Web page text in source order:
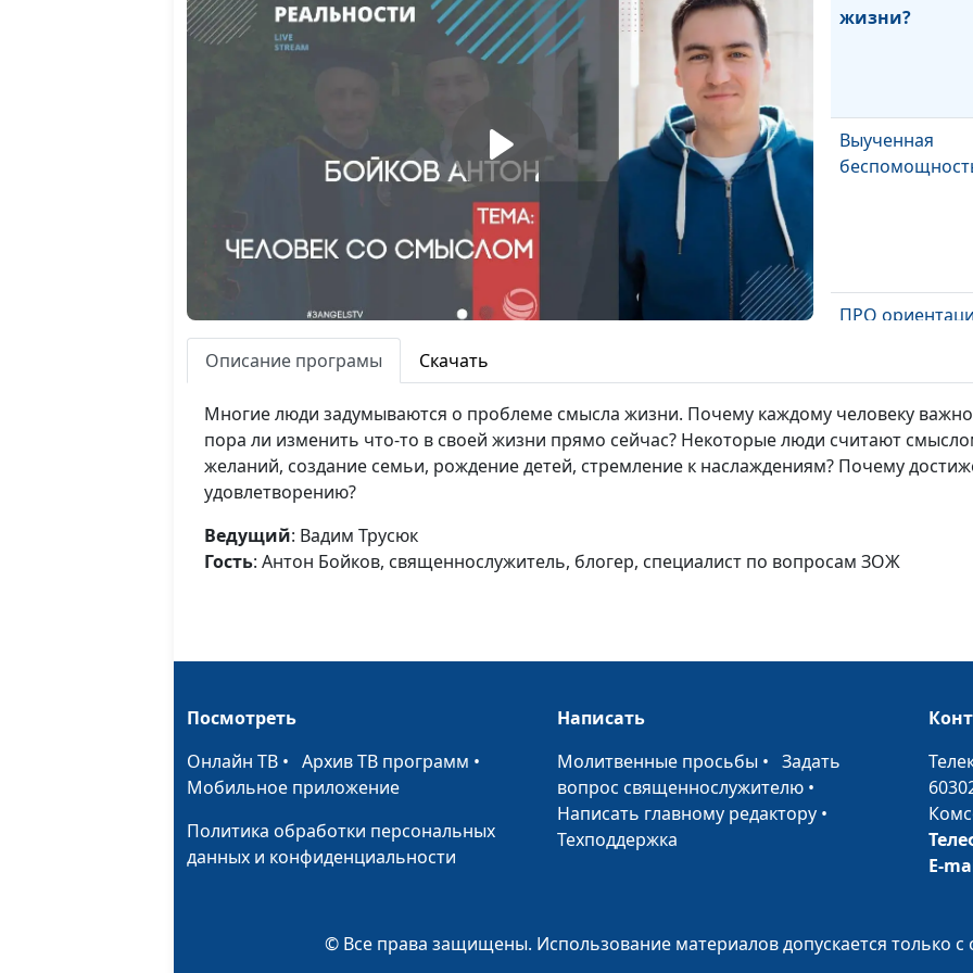
жизни?
Выученная
ПРО
Из чего
Конфликт
религии
Описание програмы Скачать
Многие люди задумываются о проблеме смысла жизни. Почему каждому человеку
пора ли изменить что-то в своей жизни прямо сейчас? Некоторые люди считают
желаний, создание семьи, рождение детей, стремление к наслаждениям? Почему
удовлетворению?
Ведущий: Вадим Трусюк
Гость: Антон Бойков, священнослужитель, блогер, специалист по вопросам ЗОЖ
Посмотреть
Онлайн ТВ • Архив ТВ программ •
Мобильное приложение
Политика обработки персональных
данных и конфиденциальности
Написать
Молитвенные просьбы •Задать
вопрос священнослужителю •
Написать главному редактору •
Техподдержка
E-
© Все права защищены. Использование материалов допускается только с